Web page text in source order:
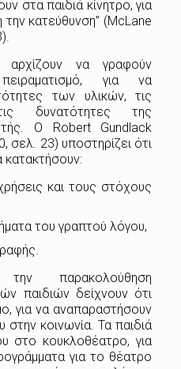
στα παιδιά κίνητρο, για
κατεύθυνση” (McLane
να γραφούν
για να
των υλικών, τις
δυνατότητες της
Ο Robert Gundlack
σελ. 23) υποστηρίζει ότι
κατακτήσουν:
και τους στόχους
του γραπτού λόγου,
παρακολούθηση
παιδιών δείχνουν ότι
για να αναπαραστήσουν
κοινωνία. Τα παιδιά
στο κουκλοθέατρο, για
για το θέατρο